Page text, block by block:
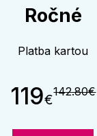
Ročné
Platba kartou
119€142.80€